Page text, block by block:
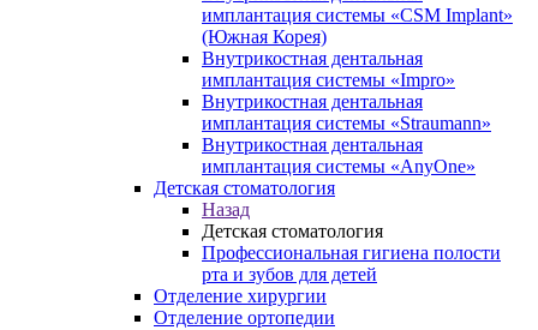
имплантация системы «CSM Implant»
(Южная Корея)
Внутрикостная дентальная
имплантация системы «Impro»
Внутрикостная дентальная
имплантация системы «Straumann»
Внутрикостная дентальная
имплантация системы «AnyOne»
Детская стоматология
Назад
Детская стоматология
Профессиональная гигиена полости
рта и зубов для детей
Отделение хирургии
Отделение ортопедии